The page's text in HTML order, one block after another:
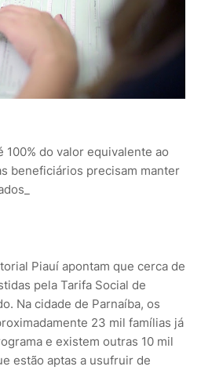
100% do valor equivalente ao
beneficiários precisam manter
Piauí apontam que cerca de
pela Tarifa Social de
Na cidade de Parnaíba, os
23 mil famílias já
e existem outras 10 mil
estão aptas a usufruir de